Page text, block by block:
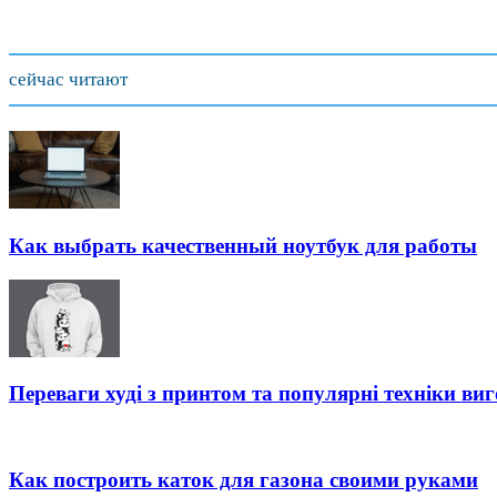
сейчас читают
Как выбрать качественный ноутбук для работы
Переваги худі з принтом та популярні техніки
Как построить каток для газона своими руками